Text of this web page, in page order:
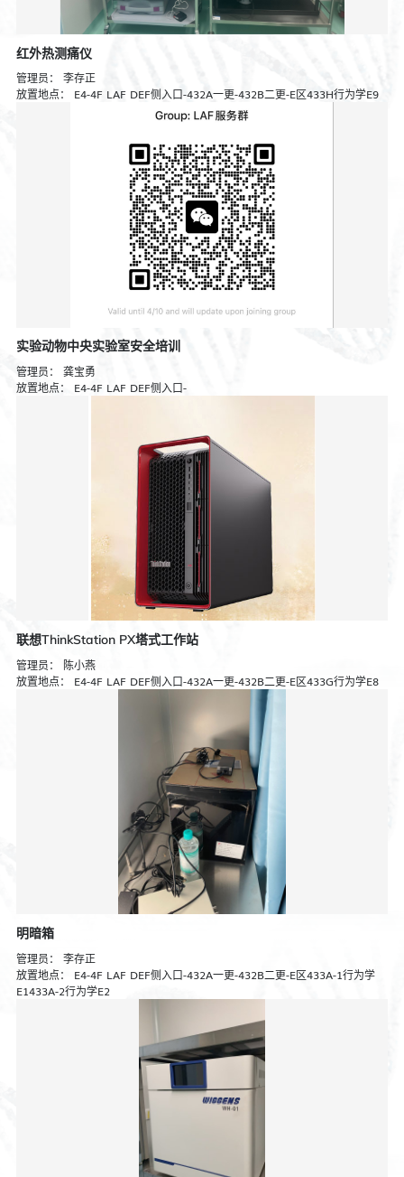
红外热测痛仪
管理员： 李存正
放置地点： E4-4F LAF DEF侧入口-432A一更-432B二更-E区433H行为学E9
实验动物中央实验室安全培训
管理员： 龚宝勇
放置地点： E4-4F LAF DEF侧入口-
联想ThinkStation PX塔式工作站
管理员： 陈小燕
放置地点： E4-4F LAF DEF侧入口-432A一更-432B二更-E区433G行为学E8
明暗箱
管理员： 李存正
放置地点： E4-4F LAF DEF侧入口-432A一更-432B二更-E区433A-1行为学
E1433A-2行为学E2